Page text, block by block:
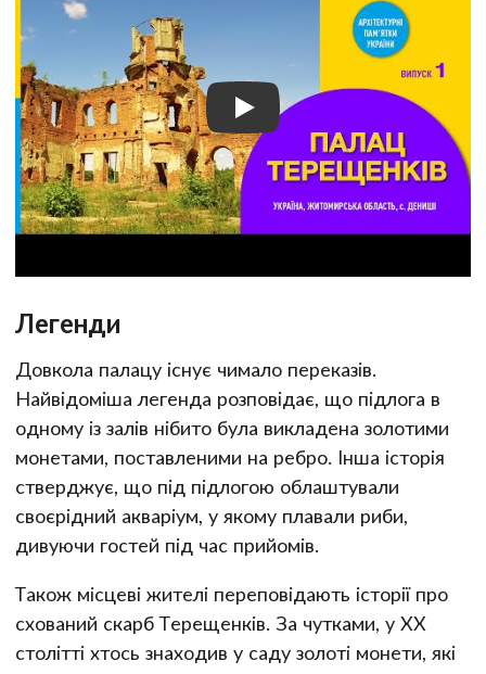
Легенди
Довкола палацу існує чимало переказів.
Найвідоміша легенда розповідає, що підлога в
одному із залів нібито була викладена золотими
монетами, поставленими на ребро. Інша історія
стверджує, що під підлогою облаштували
своєрідний акваріум, у якому плавали риби,
дивуючи гостей під час прийомів.
Також місцеві жителі переповідають історії про
схований скарб Терещенків. За чутками, у ХХ
столітті хтось знаходив у саду золоті монети, які